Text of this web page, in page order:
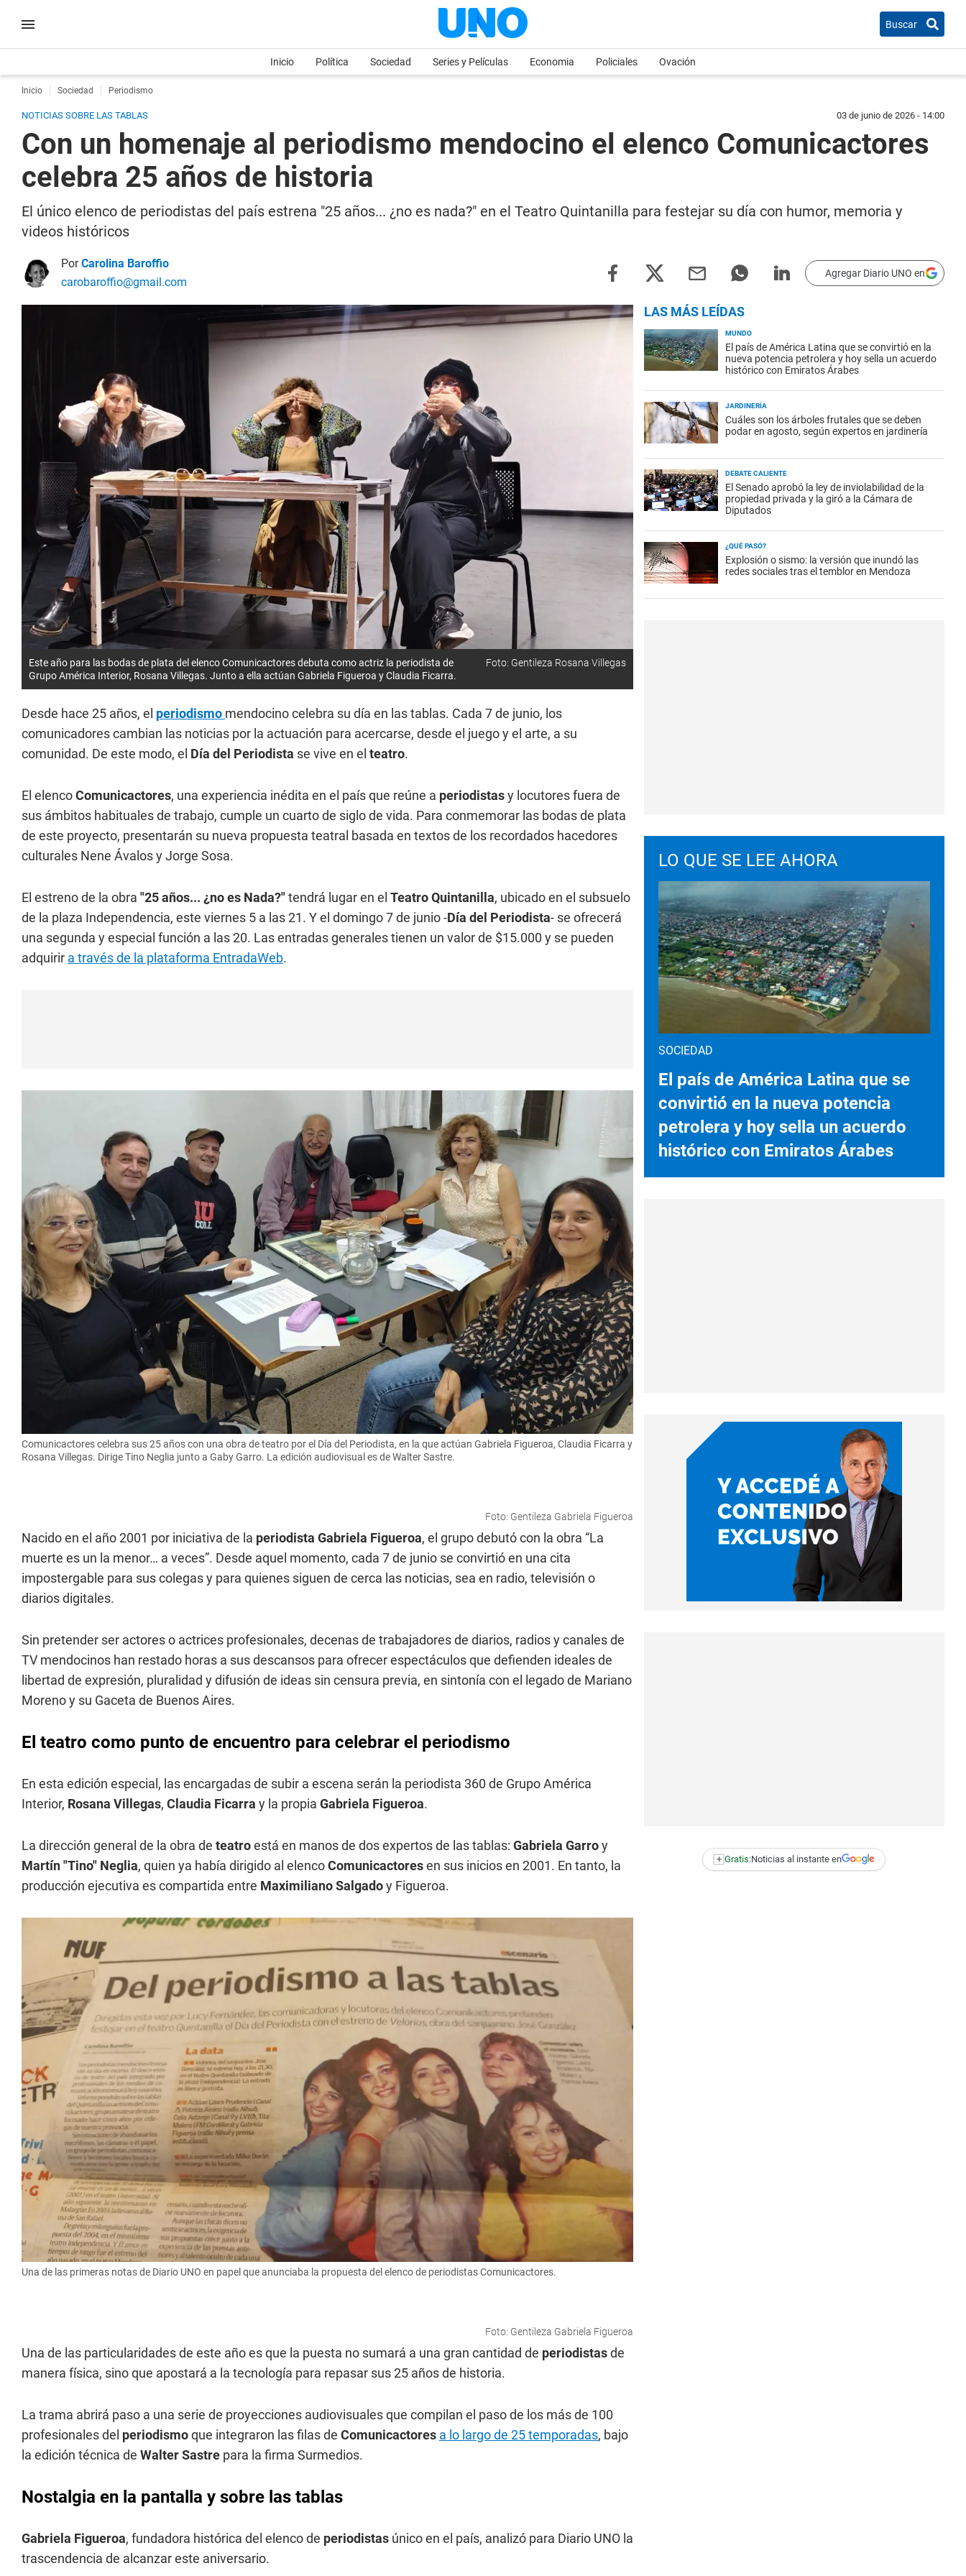
Buscar
Inicio Política Sociedad Series y Películas Economia Policiales Ovación
Inicio Sociedad Periodismo
NOTICIAS SOBRE LAS TABLAS 03 de junio de 2026 - 14:00
Con un homenaje al periodismo mendocino el elenco Comunicactores
celebra 25 años de historia
El único elenco de periodistas del país estrena "25 años... ¿no es nada?" en el Teatro Quintanilla para festejar su día con humor, memoria y
videos históricos
PorCarolina Baroffio
carobaroffio@gmail.com
Agregar Diario UNO en
Este año para las bodas de plata del elenco Comunicactores debuta como actriz la periodista de
Grupo América Interior, Rosana Villegas. Junto a ella actúan Gabriela Figueroa y Claudia Ficarra.
Foto: Gentileza Rosana Villegas
Desde hace 25 años, el periodismo mendocino celebra su día en las tablas. Cada 7 de junio, los
comunicadores cambian las noticias por la actuación para acercarse, desde el juego y el arte, a su
comunidad. De este modo, el Día del Periodista se vive en el teatro.
El elencoComunicactores, una experiencia inédita en el país que reúne a periodistasy locutores fuera de
sus ámbitos habituales de trabajo, cumple un cuarto de siglo de vida. Para conmemorar las bodas de plata
de este proyecto, presentarán su nueva propuesta teatral basada en textos de los recordados hacedores
culturales Nene Ávalos y Jorge Sosa.
El estreno de la obra "25 años... ¿no es Nada?"tendrá lugar en el Teatro Quintanilla, ubicado en el subsuelo
de la plaza Independencia, este viernes 5 a las 21. Y el domingo 7 de junio -Día del Periodista- se ofrecerá
una segunda y especial función a las 20. Las entradas generales tienen un valor de $15.000 y se pueden
adquirir a través de la plataforma EntradaWeb.
Comunicactores celebra sus 25 años con una obra de teatro por el Día del Periodista, en la que actúan Gabriela Figueroa, Claudia Ficarra y
Rosana Villegas. Dirige Tino Neglia junto a Gaby Garro. La edición audiovisual es de Walter Sastre.
Foto: Gentileza Gabriela Figueroa
Nacido en el año 2001 por iniciativa de la periodista Gabriela Figueroa, el grupo debutó con la obra “La
muerte es un la menor… a veces”. Desde aquel momento, cada 7 de junio se convirtió en una cita
impostergable para sus colegas y para quienes siguen de cerca las noticias, sea en radio, televisión o
diarios digitales.
Sin pretender ser actores o actrices profesionales, decenas de trabajadores de diarios, radios y canales de
TV mendocinos han restado horas a sus descansos para ofrecer espectáculos que defienden ideales de
libertad de expresión, pluralidad y difusión de ideas sin censura previa, en sintonía con el legado de Mariano
Moreno y su Gaceta de Buenos Aires.
El teatro como punto de encuentro para celebrar el periodismo
En esta edición especial, las encargadas de subir a escena serán la periodista 360 de Grupo América
Interior, Rosana Villegas, Claudia Ficarra y la propia Gabriela Figueroa.
La dirección general de la obra de teatroestá en manos de dos expertos de las tablas: Gabriela Garroy
Martín "Tino" Neglia, quien ya había dirigido al elencoComunicactoresen sus inicios en 2001. En tanto, la
producción ejecutiva es compartida entre Maximiliano Salgadoy Figueroa.
Una de las primeras notas de Diario UNO en papel que anunciaba la propuesta del elenco de periodistas Comunicactores.
Foto: Gentileza Gabriela Figueroa
Una de las particularidades de este año es que la puesta no sumará a una gran cantidad de periodistasde
manera física, sino que apostará a la tecnología para repasar sus 25 años de historia.
La trama abrirá paso a una serie de proyecciones audiovisuales que compilan el paso de los más de 100
profesionales del periodismoque integraron las filas de Comunicactores a lo largo de 25 temporadas, bajo
la edición técnica de Walter Sastre para la firma Surmedios.
Nostalgia en la pantalla y sobre las tablas
Gabriela Figueroa, fundadora histórica del elenco de periodistas único en el país, analizó para Diario UNO la
trascendencia de alcanzar este aniversario.
LAS MÁS LEÍDAS
MUNDO
El país de América Latina que se convirtió en la
nueva potencia petrolera y hoy sella un acuerdo
histórico con Emiratos Árabes
JARDINERÍA
Cuáles son los árboles frutales que se deben
podar en agosto, según expertos en jardinería
DEBATE CALIENTE
El Senado aprobó la ley de inviolabilidad de la
propiedad privada y la giró a la Cámara de
Diputados
¿QUÉ PASÓ?
Explosión o sismo: la versión que inundó las
redes sociales tras el temblor en Mendoza
LO QUE SE LEE AHORA
SOCIEDAD
El país de América Latina que se
convirtió en la nueva potencia
petrolera y hoy sella un acuerdo
histórico con Emiratos Árabes
+ Gratis:Noticias al instante en